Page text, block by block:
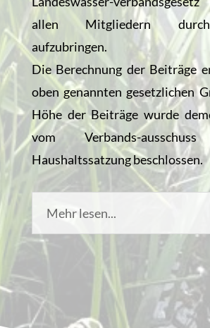
allen Mitgliedern
aufzubringen.
Die Berechnung der Beiträge
oben genannten gesetzlichen
Höhe der Beiträge wurde
vom Verbands-
Haushaltssatzung beschlossen.
Mehr lesen...